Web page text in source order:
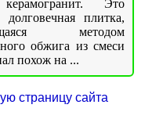
керамогранит. Это
плитка,
методом
обжига из смеси
похож на ...
страницу сайта